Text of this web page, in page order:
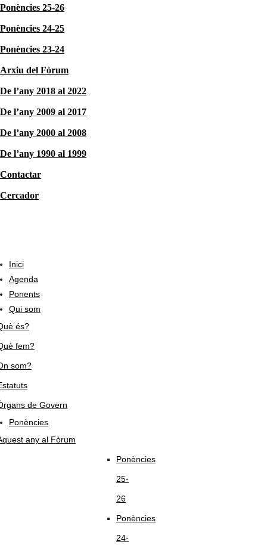
Ponències 25-26
Ponències 24-25
Ponències 23-24
Arxiu del Fòrum
De l’any 2018 al 2022
De l’any 2009 al 2017
De l’any 2000 al 2008
De l’any 1990 al 1999
Contactar
Cercador
Inici
Agenda
Ponents
Qui som
és?
fem?
som?
de Govern
Ponències
any al Fòrum
Ponències
25-
26
Ponències
24-